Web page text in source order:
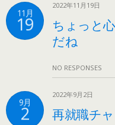
11月
19
2022年11月19日
ちょっと
だね
NO RESPONSES
9月
2
2022年9月2日
再就職チ